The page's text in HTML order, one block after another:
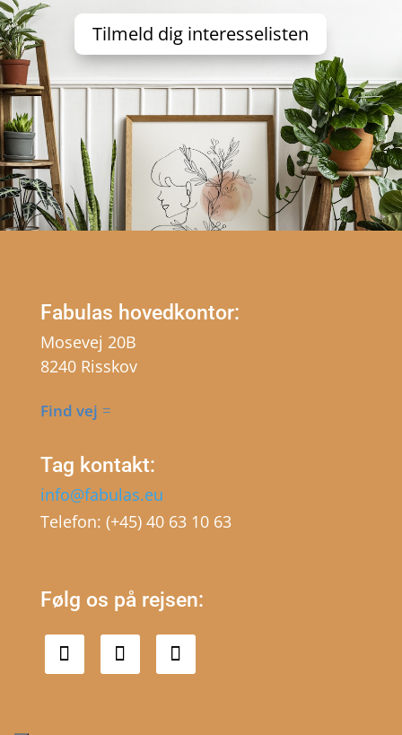
Tilmeld dig interesselisten
Fabulas hovedkontor:
Mosevej 20B
8240 Risskov
Find vej
Tag kontakt:
info@fabulas.eu
Telefon: (+45) 40 63 10 63
Følg os på rejsen: